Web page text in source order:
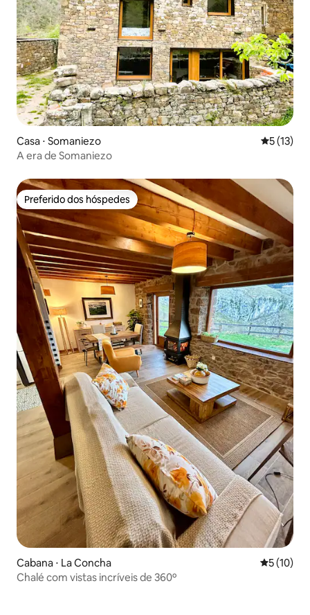
Casa ⋅ Somaniezo 5 de uma
5 (13)
A era de Somaniezo
Preferido dos hóspedes
Preferido dos hóspedes
Cabana ⋅ La Concha 5 de uma
5 (10)
Chalé com vistas incríveis de 360º